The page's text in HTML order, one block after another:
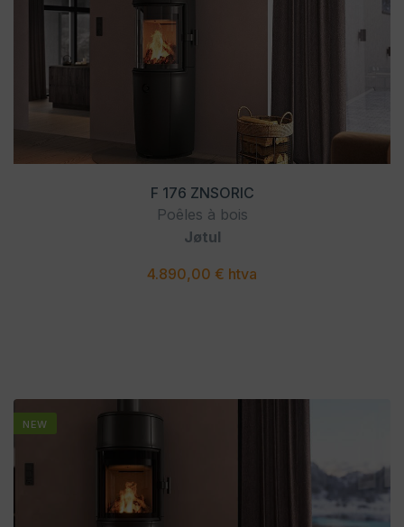
F 176 ZNSORIC
Poêles à bois
Jøtul
4.890,00 € htva
NEW